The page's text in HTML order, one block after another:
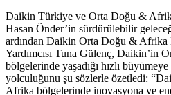
Daikin Türkiye ve Orta Doğu &
Hasan Önder’in sürdürülebilir
ardından Daikin Orta Doğu &
Yardımcısı Tuna Gülenç, Daikin’in
bölgelerinde yaşadığı hızlı
yolculuğunu şu sözlerle özetledi:
Afrika bölgelerinde inovasyona ve